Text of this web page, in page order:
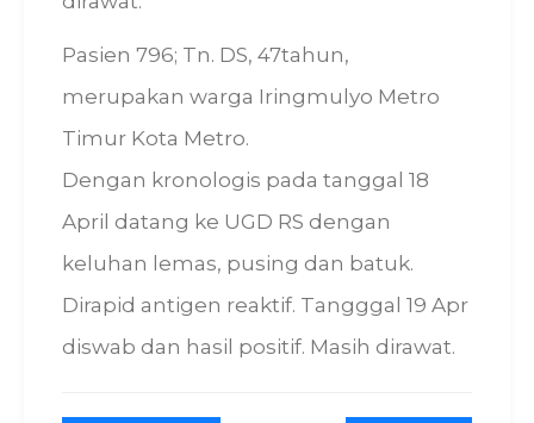
Pasien 796; Tn. DS, 47tahun,
merupakan warga Iringmulyo Metro
Timur Kota Metro.
Dengan kronologis pada tanggal 18
April datang ke UGD RS dengan
keluhan lemas, pusing dan batuk.
Dirapid antigen reaktif. Tangggal 19 Apr
diswab dan hasil positif. Masih dirawat.